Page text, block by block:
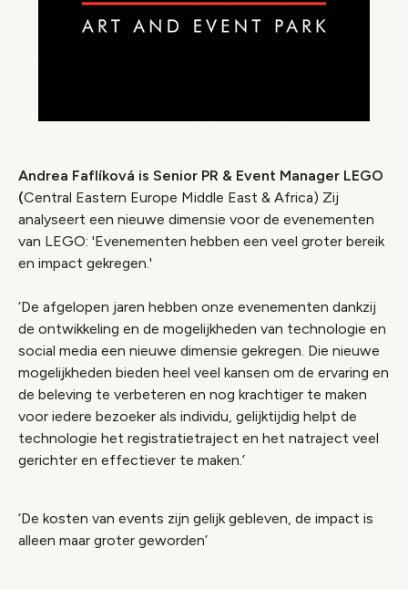
Andrea Faflíková is Senior PR & Event Manager LEGO
(Central Eastern Europe Middle East & Africa) Zij
analyseert een nieuwe dimensie voor de evenementen
van LEGO: 'Evenementen hebben een veel groter bereik
en impact gekregen.'
‘De afgelopen jaren hebben onze evenementen dankzij
de ontwikkeling en de mogelijkheden van technologie en
social media een nieuwe dimensie gekregen. Die nieuwe
mogelijkheden bieden heel veel kansen om de ervaring en
de beleving te verbeteren en nog krachtiger te maken
voor iedere bezoeker als individu, gelijktijdig helpt de
technologie het registratietraject en het natraject veel
gerichter en effectiever te maken.’
‘De kosten van events zijn gelijk gebleven, de impact is
alleen maar groter geworden’